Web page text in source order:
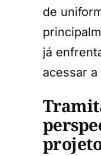
de
já
acessar